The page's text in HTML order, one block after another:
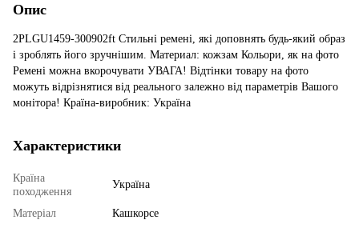
Опис
2PLGU1459-300902ft Стильні ремені, які доповнять будь-який образ
і зроблять його зручнішим. Материал: кожзам Кольори, як на фото
Ремені можна вкорочувати УВАГА! Відтінки товару на фото
можуть відрізнятися від реального залежно від параметрів Вашого
монітора! Країна-виробник: Україна
Характеристики
Країна
походження
Україна
Матеріал Кашкорсе